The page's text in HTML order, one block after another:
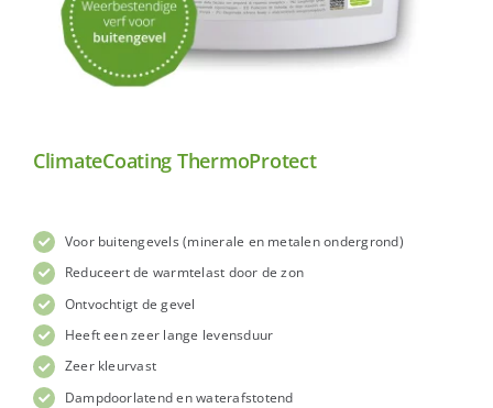
ClimateCoating ThermoProtect
Voor buitengevels (minerale en metalen ondergrond)
Reduceert de warmtelast door de zon
Ontvochtigt de gevel
Heeft een zeer lange levensduur
Zeer kleurvast
Dampdoorlatend en waterafstotend